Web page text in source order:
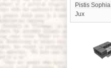
Pistis Sophia
jux